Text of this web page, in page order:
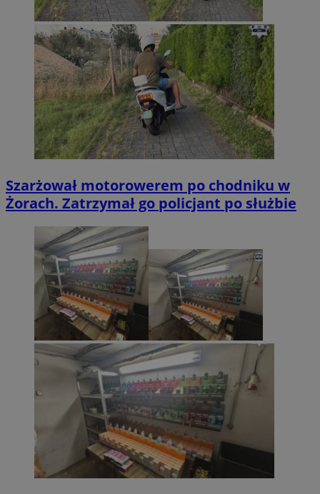
Szarżował motorowerem po chodniku w
Żorach. Zatrzymał go policjant po służbie